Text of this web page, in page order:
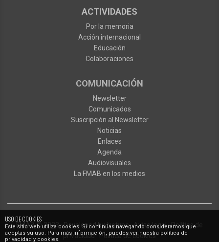
USO DE COOKIES
Este sitio web utiliza cookies. Si continúas navegando consideramos que
aceptas su uso. Para más información, puedes ver nuestra política de
privacidad y cookies.
ACTIVIDADES
Por la memoria
Acción internacional
Educación
Colaboraciones
COMUNICACIÓN
Newsletter
Comunicados
Suscripción al Newsletter
Noticias
Enlaces
Agenda
Audiovisuales
La FMAB en los medios
FMAB© 2023·Developed byIxotype·Aviso legal·Política de
privacidad·Política de cookies